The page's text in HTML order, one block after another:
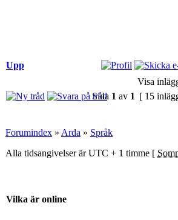
Upp
Visa
Sida 1 av 1 [ 15
Forumindex » Arda » Språk
Alla tidsangivelser är UTC + 1 timme [
Vilka är online